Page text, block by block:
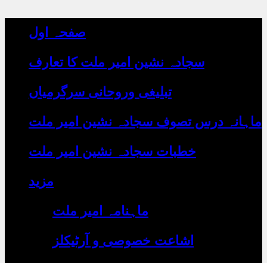
چاہ
صفحہ اول
سجادہ نشین امیر ملت کا تعارف
تبلیغی وروحانی سرگرمیاں
ماہانہ درس تصوف سجادہ نشین امیر ملت
خطبات سجادہ نشین امیر ملت
مزید
ماہنامہ امیر ملت
اشاعت خصوصی و آرٹیکلز